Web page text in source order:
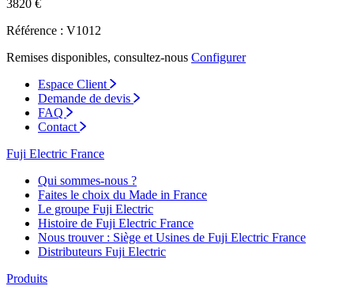
3820 €
Référence : V1012
Remises disponibles, consultez-nous Configurer
Espace Client
Demande de devis
FAQ
Contact
Fuji Electric France
Qui sommes-nous ?
Faites le choix du Made in France
Le groupe Fuji Electric
Histoire de Fuji Electric France
Nous trouver : Siège et Usines de Fuji Electric France
Distributeurs Fuji Electric
Produits